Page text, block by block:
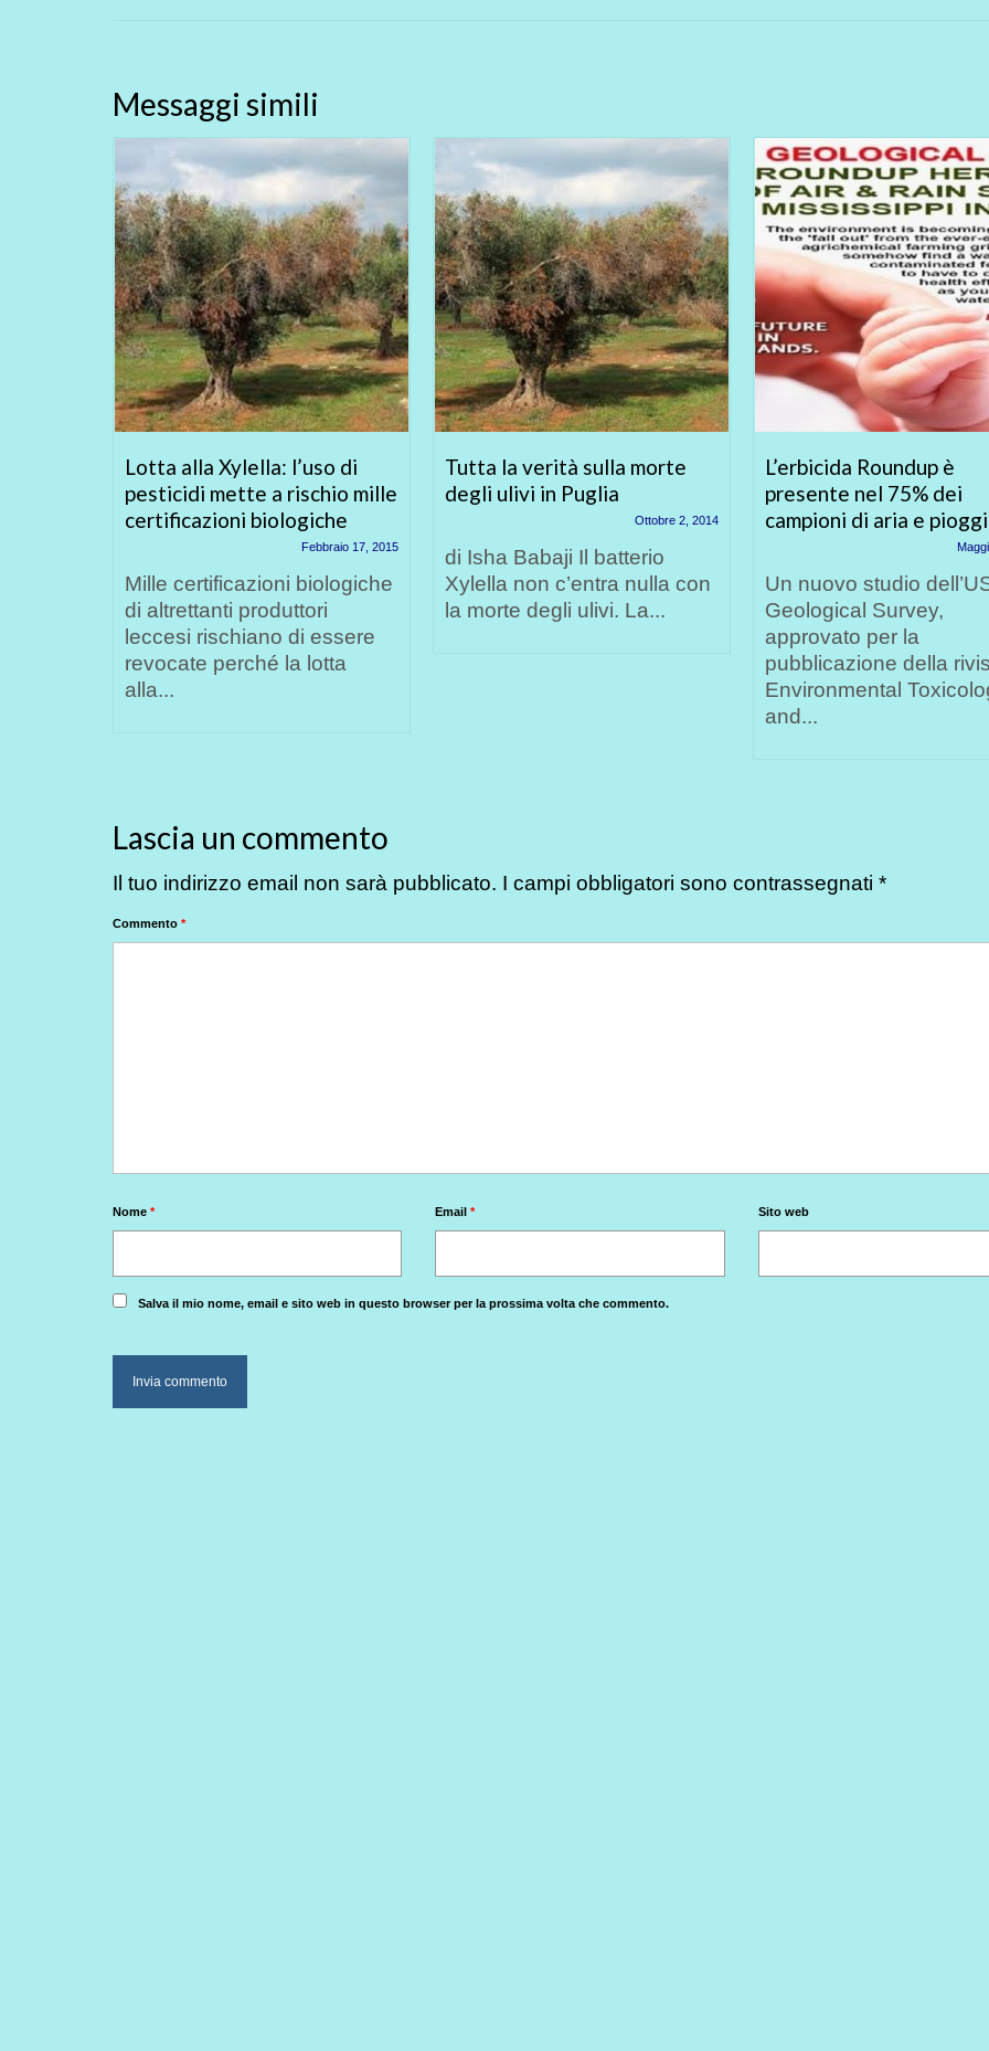
Messaggi simili
Lotta alla Xylella: l’uso di
pesticidi mette a rischio mille
certificazioni biologiche
Febbraio 17, 2015
Mille certificazioni biologiche
di altrettanti produttori
leccesi rischiano di essere
revocate perché la lotta
alla...
Tutta la verità sulla morte
degli ulivi in Puglia
Ottobre 2, 2014
di Isha Babaji Il batterio
Xylella non c’entra nulla con
la morte degli ulivi. La...
L’erbicida Roundup è
presente nel 75% dei
campioni di aria e
Un nuovo studio
Geological Survey,
approvato per la
pubblicazione della
Environmental
and...
Lascia un commento
Il tuo indirizzo email non sarà pubblicato. I campi obbligatori sono contrassegnati *
Commento *
Nome * Email* Sito web
Salva il mio nome, email e sito web in questo browser per la prossima volta che commento.